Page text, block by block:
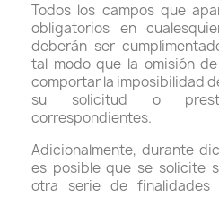
Todos los campos que
obligatorios en
deberán ser
tal modo que la omisión
comportar la imposibilidad
su solicitud o
correspondientes.
Adicionalmente, durante
es posible que se solicite
otra serie de